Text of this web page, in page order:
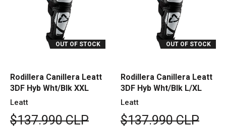
OUT OF STOCK
Rodillera Canillera Leatt
3DF Hyb Wht/Blk XXL
Leatt
$137.990 CLP
OUT OF STOCK
Rodillera Canillera Leatt
3DF Hyb Wht/Blk L/XL
Leatt
$137.990 CLP